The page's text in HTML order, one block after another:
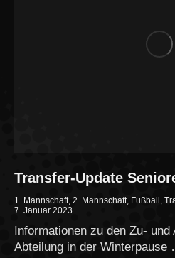
Transfer-Update
1. Mannschaft, 2. Mannschaft, Fußball ,
7. Januar 2023
Informationen zu den Zu-
Abteilung in der Winterpause